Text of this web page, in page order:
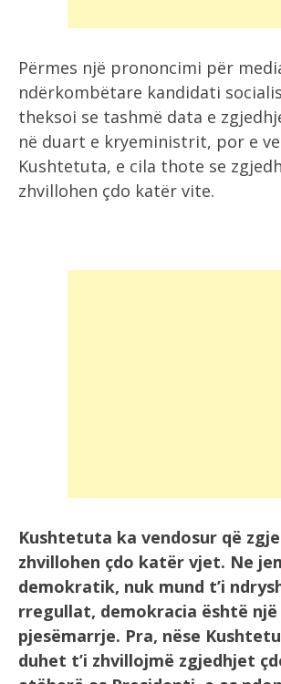
Përmes një prononcimi për
ndërkombëtare kandidati
theksoi se tashmë data e
në duart e kryeministrit, por e
Kushtetuta, e cila thote se
zhvillohen çdo katër vite.
Kushtetuta ka vendosur që
zhvillohen çdo katër vjet. Ne
demokratik, nuk mund t’i
rregullat, demokracia është një
pjesëmarrje. Pra, nëse
duhet t’i zhvillojmë zgjedhjet